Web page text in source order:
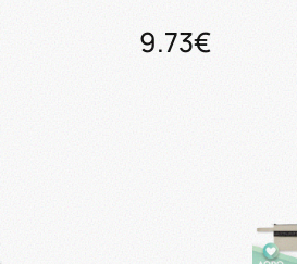
9.73€
Προσθήκη στο καλάθι